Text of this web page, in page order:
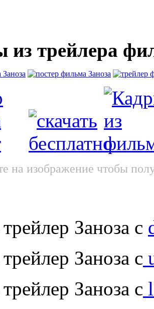
из трейлера
на изображение чтобы
Заноза с
Заноза с
Заноза с